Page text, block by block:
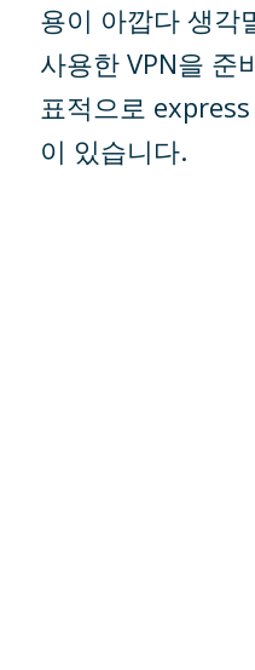
용이 아깝다 생각
사용한 VPN을 준
표적으로
이 있습니다.